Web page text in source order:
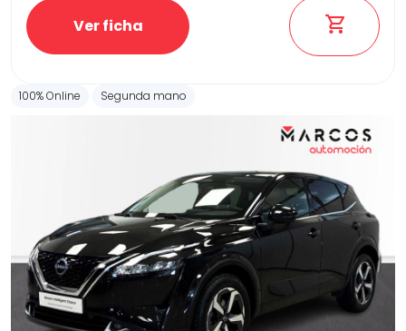
Ver ficha
100% Online Segunda mano